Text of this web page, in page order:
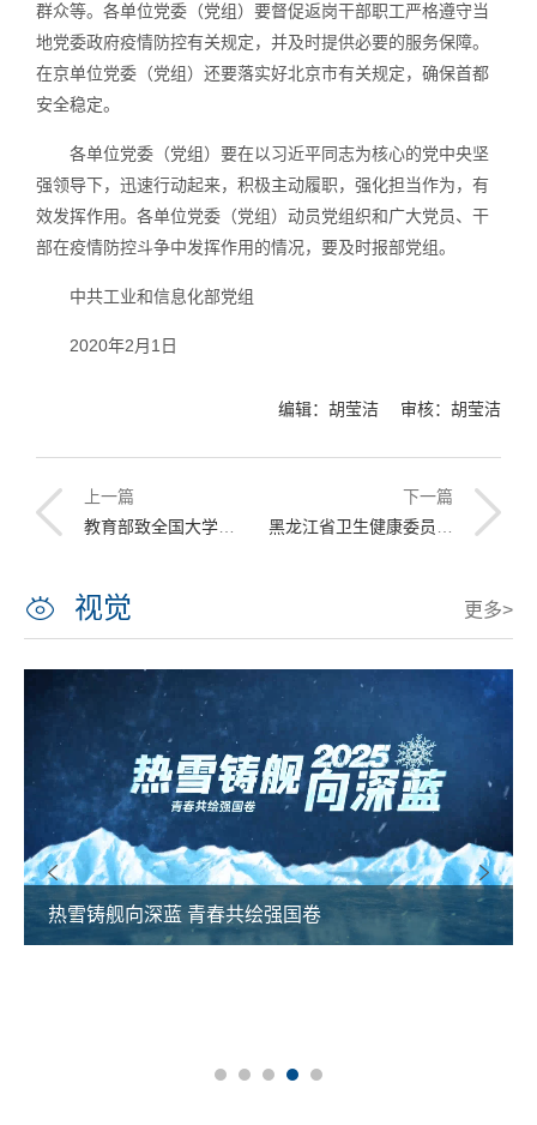
群众等。各单位党委（党组）要督促返岗干部职工严格遵守当
地党委政府疫情防控有关规定，并及时提供必要的服务保障。
在京单位党委（党组）还要落实好北京市有关规定，确保首都
安全稳定。
各单位党委（党组）要在以习近平同志为核心的党中央坚
强领导下，迅速行动起来，积极主动履职，强化担当作为，有
效发挥作用。各单位党委（党组）动员党组织和广大党员、干
部在疫情防控斗争中发挥作用的情况，要及时报部党组。
中共工业和信息化部党组
2020年2月1日
编辑：胡莹洁 审核：胡莹洁
上一篇
教育部致全国大学生的一封信
下一篇
黑龙江省卫生健康委员会发布关于做好各级机关单位春节提前返岗后疫情防控工作的通知
视觉 更多>
热雪铸舰向深蓝 青春共绘强国卷